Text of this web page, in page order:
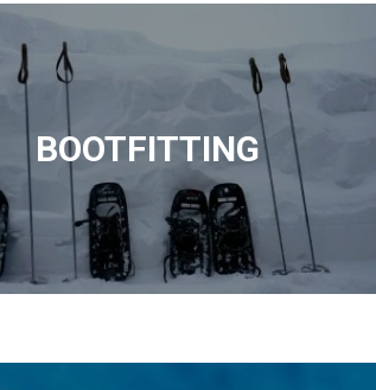
BOOTFITTING